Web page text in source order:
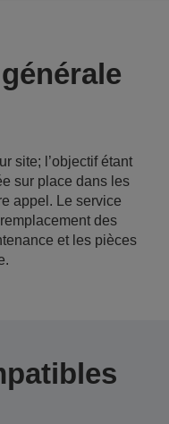
site; l’objectif étant
sur place dans les
appel. Le service
des
et les pièces